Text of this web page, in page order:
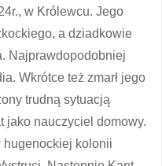
w Królewcu. Jego
a dziadkowie
Najprawdopodobniej
Wkrótce też zmarł jego
trudną sytuacją
jako nauczyciel domowy.
hugenockiej kolonii